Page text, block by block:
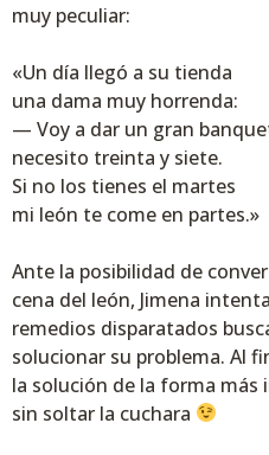
muy peculiar:
«Un día llegó a su tienda
una dama muy horrenda:
— Voy a dar un gran
necesito treinta y siete.
Si no los tienes el martes
mi león te come en partes.»
Ante la posibilidad de
cena del león, Jimena
remedios disparatados
solucionar su problema. Al
la solución de la forma más
sin soltar la cuchara